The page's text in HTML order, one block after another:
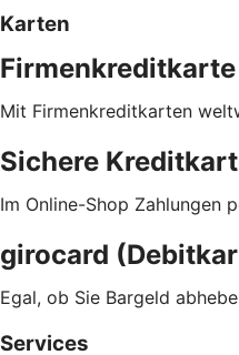
Karten
Firmenkreditkarte
Mit Firmenkreditkarten
Sichere
Im Online-Shop Zahlungen
girocard
Egal, ob Sie Bargeld
Services